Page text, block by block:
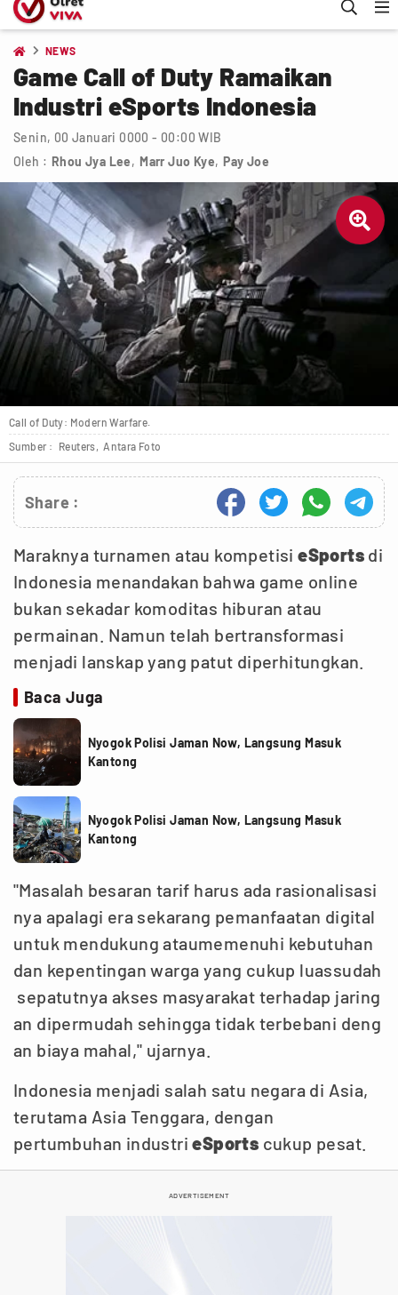
 NEWS
Game Call of Duty Ramaikan
Industri eSports Indonesia
Senin, 00 Januari 0000 - 00:00 WIB
Oleh : Rhou Jya Lee, Marr Juo Kye, Pay Joe

Call of Duty: Modern Warfare.
Sumber :
Reuters, Antara Foto
Share :
Maraknya turnamen atau kompetisieSports di
Indonesia menandakan bahwa game online
bukan sekadar komoditas hiburan atau
permainan. Namun telah bertransformasi
menjadi lanskap yang patut diperhitungkan.
Baca Juga
Nyogok Polisi Jaman Now, Langsung Masuk
Kantong
Nyogok Polisi Jaman Now, Langsung Masuk
Kantong
"Masalah besaran tarif harus ada rasionalisasi
nya apalagi era sekarang pemanfaatan digital
untuk mendukung ataumemenuhi kebutuhan
dan kepentingan warga yang cukup luassudah
sepatutnya akses masyarakat terhadap jaring
an dipermudah sehingga tidak terbebani deng
an biaya mahal," ujarnya.
Indonesia menjadi salah satu negara di Asia,
terutama Asia Tenggara, dengan
pertumbuhan industrieSports cukup pesat.
ADVERTISEMENT